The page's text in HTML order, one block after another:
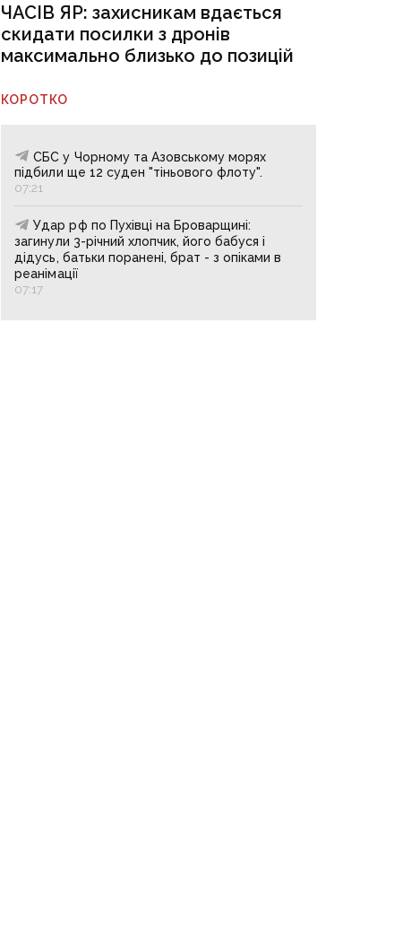
ЧАСІВ ЯР: захисникам вдається
скидати посилки з дронів
максимально близько до позицій
КОРОТКО
СБС у Чорному та Азовському морях
підбили ще 12 суден "тіньового флоту".
07:21
Удар рф по Пухівці на Броварщині:
загинули 3-річний хлопчик, його бабуся і
дідусь, батьки поранені, брат - з опіками в
реанімації
07:17